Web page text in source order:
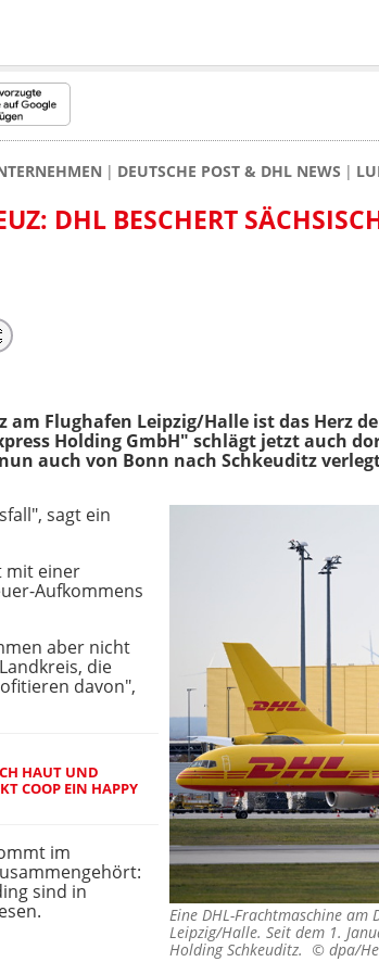
DEUTSCHE POST & DHL NEWS
DHL BESCHERT
am Flughafen Leipzig/Halle ist das Herz
Holding GmbH" schlägt jetzt auch
auch von Bonn nach Schkeuditz
Eine DHL-Frachtmaschine
Leipzig/Halle. Seit dem 1.
Holding Schkeuditz. © dpa/
sagt ein
mit einer
Aufkommens
aber nicht
die
davon",
HAUT UND
COOP EIN HAPPY
im
sind in